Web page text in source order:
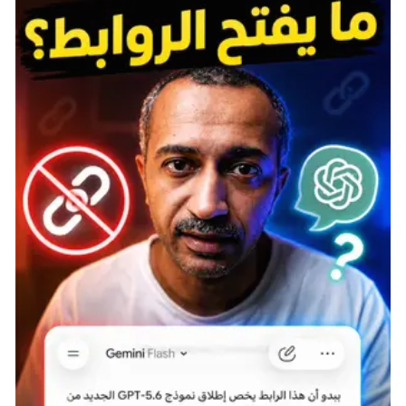
PS3 ورد فعل سلبي من الإعلام
مازالت هناك العديد من ألعاب PS3 الجيدة الصامدة والتي